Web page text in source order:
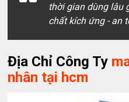
thời gian dùng lâu
chất kích ứng - an
Địa Chỉ Công Ty
nhân tại hcm